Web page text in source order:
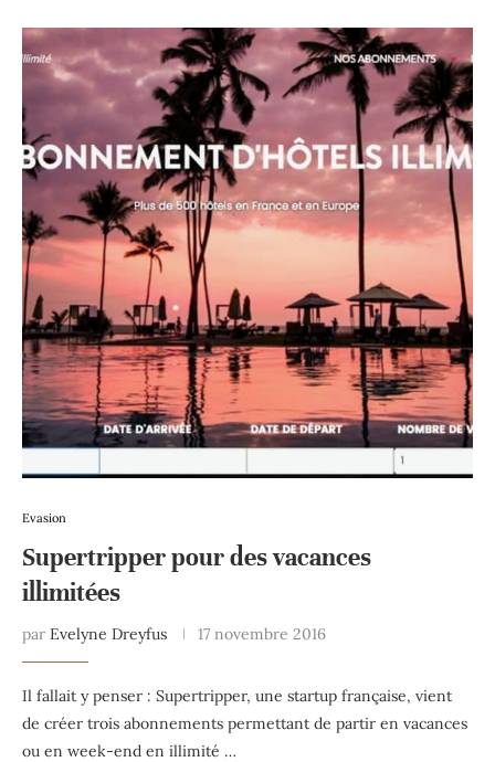
Evasion
Supertripper pour des vacances
illimitées
par Evelyne Dreyfus 17 novembre 2016
Il fallait y penser : Supertripper, une startup française, vient
de créer trois abonnements permettant de partir en vacances
ou en week-end en illimité …